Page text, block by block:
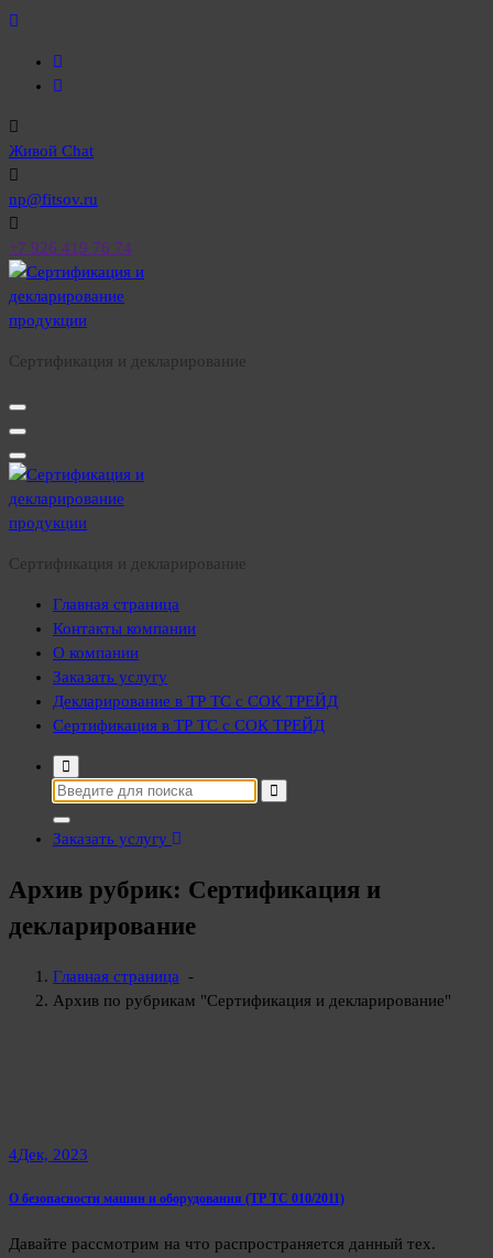
Перейти
содержимому
Живой Chat
np@fitsov.ru
+7 926 419 76 74
Сертификация и декларирование
Сертификация и декларирование
Главная страница
Контакты компании
О компании
Заказать услугу
Декларирование в ТР ТС с СОК ТРЕЙД
Сертификация в ТР ТС с СОК ТРЕЙД
Найти:
Заказать услугу
Архив рубрик: Сертификация и
декларирование
Главная страница -
Архив по рубрикам "Сертификация и декларирование"
4Дек, 2023
О безопасности машин и оборудования (ТР ТС 010/2011)
Давайте рассмотрим на что распространяется данный тех.